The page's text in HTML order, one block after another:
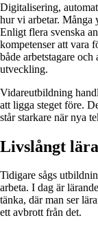
Digitalisering,
hur vi arbetar. Många
Enligt flera svenska
kompetenser att vara
både arbetstagare
utveckling.
Vidareutbildning
att ligga steget före.
står starkare när nya
Livslångt
Tidigare sågs
arbeta. I dag är
tänka, där man ser
ett avbrott från det.